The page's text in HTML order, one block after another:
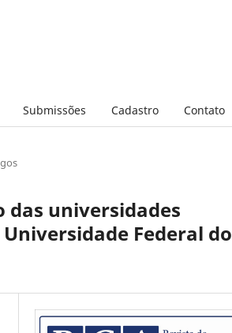
Submissões Cadastro Contato
das universidades
Federal do